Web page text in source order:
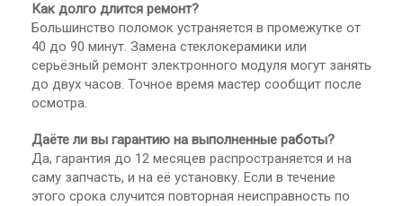
Как долго длится ремонт?
Большинство поломок устраняется в промежутке от
40 до 90 минут. Замена стеклокерамики или
серьёзный ремонт электронного модуля могут занять
до двух часов. Точное время мастер сообщит после
осмотра.
Даёте ли вы гарантию на выполненные работы?
Да, гарантия до 12 месяцев распространяется и на
саму запчасть, и на её установку. Если в течение
этого срока случится повторная неисправность по